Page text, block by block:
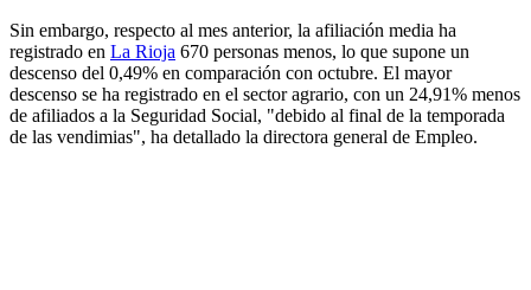
Sin embargo, respecto al mes anterior, la afiliación media ha
registrado en La Rioja 670 personas menos, lo que supone un
descenso del 0,49% en comparación con octubre. El mayor
descenso se ha registrado en el sector agrario, con un 24,91% menos
de afiliados a la Seguridad Social, "debido al final de la temporada
de las vendimias", ha detallado la directora general de Empleo.